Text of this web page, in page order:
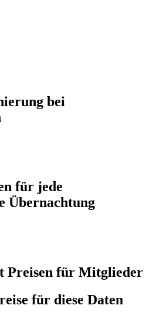
bei
für jede
Übernachtung
Preisen für Mitglieder
für diese Daten